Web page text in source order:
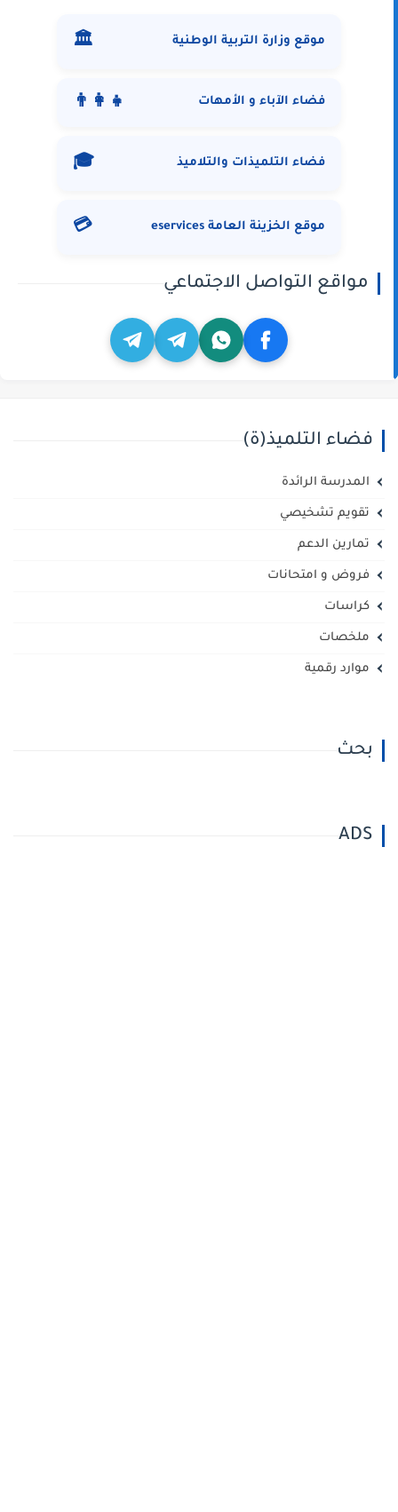
موقع وزارة التربية الوطنية 🏛️
فضاء الآباء و الأمهات 👨‍👩‍👧
فضاء التلميذات والتلاميذ 🎓
موقع الخزينة العامة eservices 💳
مواقع التواصل الاجتماعي
فضاء التلميذ(ة)
المدرسة الرائدة
تقويم تشخيصي
تمارين الدعم
فروض و امتحانات
كراسات
ملخصات
موارد رقمية
بحث
ADS